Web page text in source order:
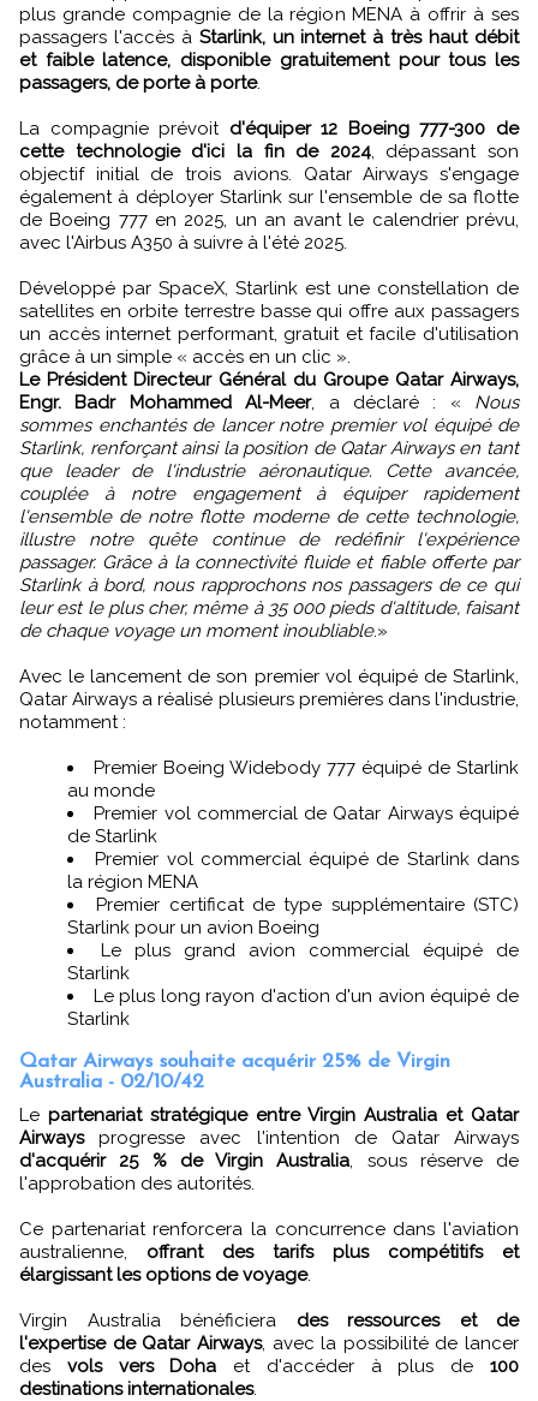
plus grande compagnie de la région MENA à offrir à ses
passagers l'accès à Starlink, un internet à très haut débit
et faible latence, disponible gratuitement pour tous les
passagers, de porte à porte.
La compagnie prévoit d'équiper 12 Boeing 777-300 de
cette technologie d'ici la fin de 2024, dépassant son
objectif initial de trois avions. Qatar Airways s'engage
également à déployer Starlink sur l'ensemble de sa flotte
de Boeing 777 en 2025, un an avant le calendrier prévu,
avec l'Airbus A350 à suivre à l'été 2025.
Développé par SpaceX, Starlink est une constellation de
satellites en orbite terrestre basse qui offre aux passagers
un accès internet performant, gratuit et facile d'utilisation
grâce à un simple « accès en un clic ».
Le Président Directeur Général du Groupe Qatar Airways,
Engr. Badr Mohammed Al-Meer, a déclaré : « Nous
sommes enchantés de lancer notre premier vol équipé de
Starlink, renforçant ainsi la position de Qatar Airways en tant
que leader de l'industrie aéronautique. Cette avancée,
couplée à notre engagement à équiper rapidement
l'ensemble de notre flotte moderne de cette technologie,
illustre notre quête continue de redéfinir l'expérience
passager. Grâce à la connectivité fluide et fiable offerte par
Starlink à bord, nous rapprochons nos passagers de ce qui
leur est le plus cher, même à 35 000 pieds d'altitude, faisant
de chaque voyage un moment inoubliable.»
Avec le lancement de son premier vol équipé de Starlink,
Qatar Airways a réalisé plusieurs premières dans l'industrie,
notamment :
Premier Boeing Widebody 777 équipé de Starlink
au monde
Premier vol commercial de Qatar Airways équipé
de Starlink
Premier vol commercial équipé de Starlink dans
la région MENA
Premier certificat de type supplémentaire (STC)
Starlink pour un avion Boeing
Le plus grand avion commercial équipé de
Starlink
Le plus long rayon d'action d'un avion équipé de
Starlink
Qatar Airways souhaite acquérir 25% de Virgin
Australia - 02/10/42
Le partenariat stratégique entre Virgin Australia et Qatar
Airwaysprogresse avec l'intention de Qatar Airways
d'acquérir 25 % de Virgin Australia, sous réserve de
l'approbation des autorités.
Ce partenariat renforcera la concurrence dans l'aviation
australienne, offrant des tarifs plus compétitifs et
élargissant les options de voyage.
Virgin Australia bénéficiera des ressources et de
l'expertise de Qatar Airways, avec la possibilité de lancer
des vols vers Doha et d'accéder à plus de100
destinations internationales.